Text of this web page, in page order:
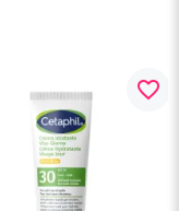
favorite_border